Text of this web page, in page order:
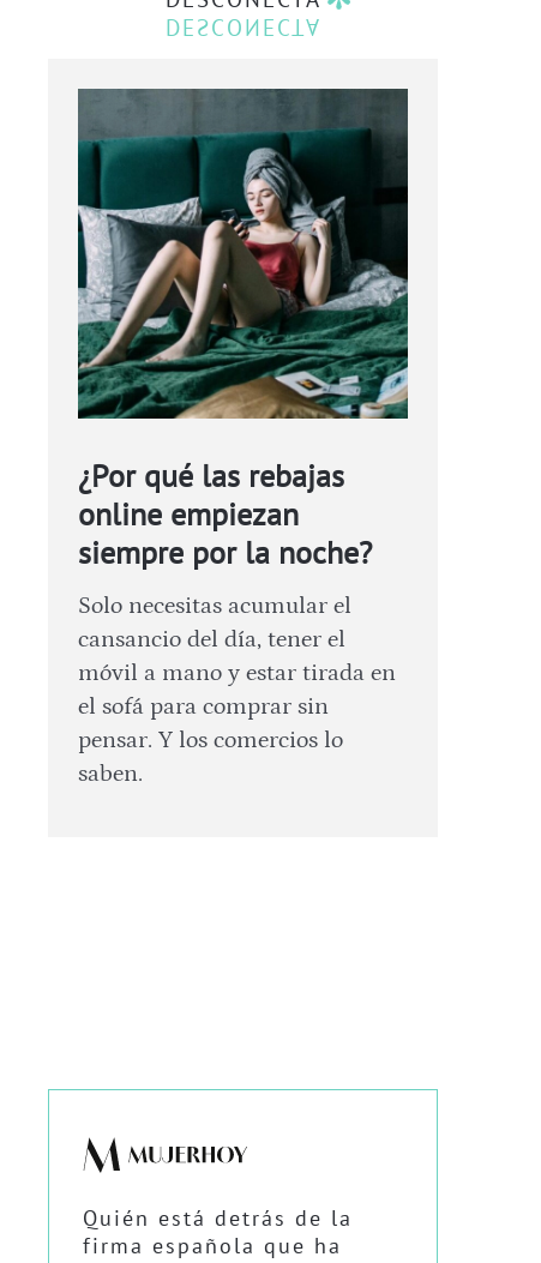
¿Por qué las rebajas
online empiezan
siempre por la noche?
Solo necesitas acumular el
cansancio del día, tener el
móvil a mano y estar tirada en
el sofá para comprar sin
pensar. Y los comercios lo
saben.
Quién está detrás de la
firma española que ha